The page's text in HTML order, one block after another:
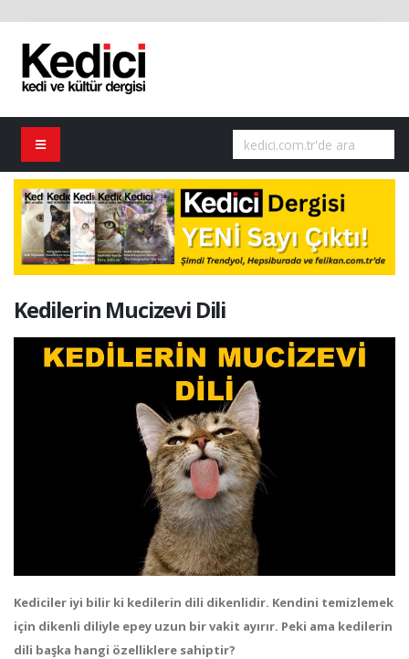
Kedilerin Mucizevi Dili
Kediciler iyi bilir ki kedilerin dili dikenlidir. Kendini temizlemek
için dikenli diliyle epey uzun bir vakit ayırır. Peki ama kedilerin
dili başka hangi özelliklere sahiptir?